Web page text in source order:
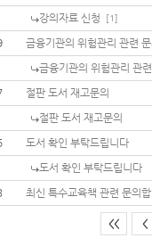
강의자료 신청 [1]
금융기관의 위험관리 관련
금융기관의 위험관리 관
절판 도서 재고문의
절판 도서 재고문의
도서 확인 부탁드립니다
도서 확인 부탁드립니다
최신 특수교육책 관련 문의
<< <